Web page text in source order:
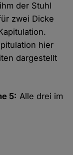
der Stuhl
zwei Dicke
hier
dargestellt
5: Alle drei im